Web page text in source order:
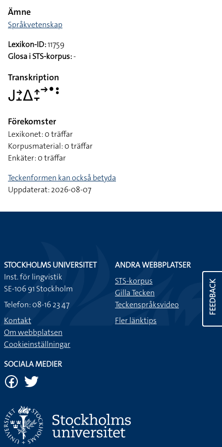
Ämne
Språkvetenskap
Lexikon-ID:11759
Glosa i STS-korpus:-
Transkription
􌤢􌥔􌤸􌤩􌤴􌥙􌥣􌤟􌥻
Förekomster
Lexikonet: 0 träffar
Korpusmaterial: 0 träffar
Enkäter: 0 träffar
Teckenformen kan också betyda
Uppdaterat: 2026-08-07
FEEDBACK
STOCKHOLMS UNIVERSITET
Inst. för lingvistik
SE-106 91 Stockholm
Telefon: 08-16 23 47
Kontakt
Om webbplatsen
Cookieinställningar
ANDRA WEBBPLATSER
STS-korpus
Gilla Tecken
Teckenspråksvideo
Fler länktips
SOCIALA MEDIER